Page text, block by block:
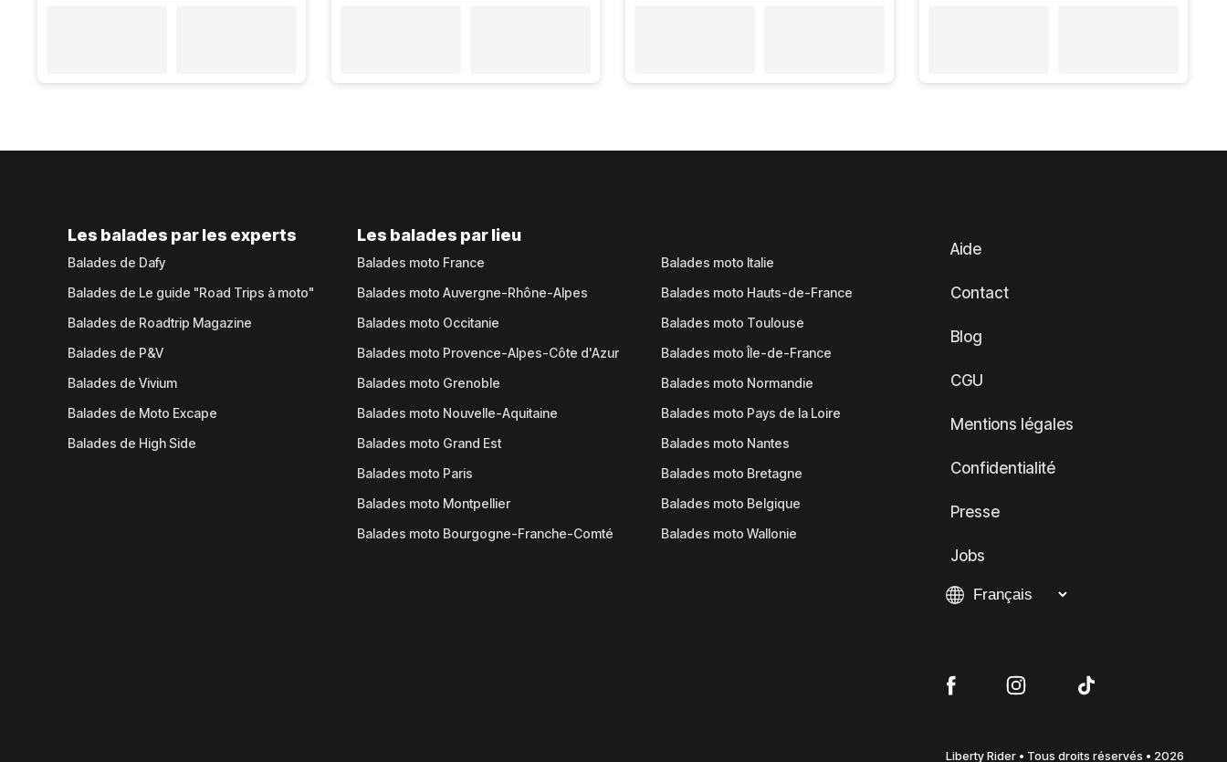
Les balades par les experts
Balades de Dafy
Balades de Le guide "Road Trips à moto"
Balades de Roadtrip Magazine
Balades de P&V
Balades de Vivium
Balades de Moto Excape
Balades de High Side
Les balades par lieu
Balades moto France
Balades moto Auvergne-Rhône-Alpes
Balades moto Occitanie
Balades moto Provence-Alpes-Côte d'Azur
Balades moto Grenoble
Balades moto Nouvelle-Aquitaine
Balades moto Grand Est
Balades moto Paris
Balades moto Montpellier
Balades moto Bourgogne-Franche-Comté
Balades moto Italie
Balades moto Hauts-de-France
Balades moto Toulouse
Balades moto Île-de-France
Balades moto Normandie
Balades moto Pays de la Loire
Balades moto Nantes
Balades moto Bretagne
Balades moto Belgique
Balades moto Wallonie
Aide
Contact
Blog
CGU
Mentions légales
Confidentialité
Presse
Jobs
Liberty Rider • Tous droits réservés • 2026